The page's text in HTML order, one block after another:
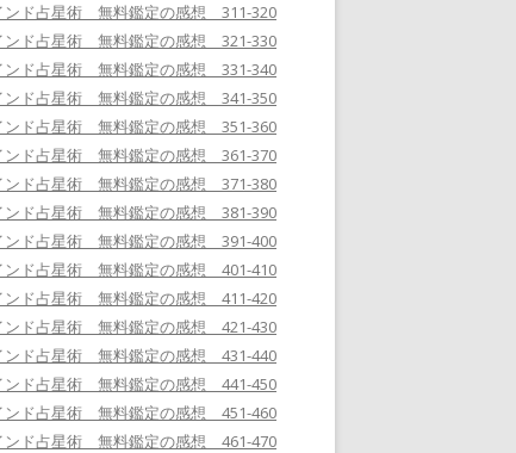
ンド占星術 無料鑑定の感想 311-320
ンド占星術 無料鑑定の感想 321-330
ンド占星術 無料鑑定の感想 331-340
ンド占星術 無料鑑定の感想 341-350
ンド占星術 無料鑑定の感想 351-360
ンド占星術 無料鑑定の感想 361-370
ンド占星術 無料鑑定の感想 371-380
ンド占星術 無料鑑定の感想 381-390
ンド占星術 無料鑑定の感想 391-400
ンド占星術 無料鑑定の感想 401-410
ンド占星術 無料鑑定の感想 411-420
ンド占星術 無料鑑定の感想 421-430
ンド占星術 無料鑑定の感想 431-440
ンド占星術 無料鑑定の感想 441-450
ンド占星術 無料鑑定の感想 451-460
ンド占星術 無料鑑定の感想 461-470